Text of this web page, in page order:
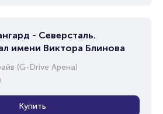
- Северсталь.
имени Виктора Блинова
(G-Drive Арена)
Купить